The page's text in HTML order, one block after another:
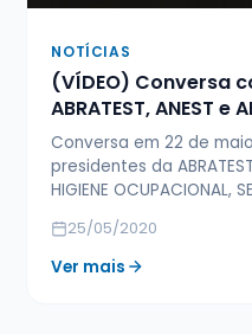
NOTÍCIAS
(VÍDEO) Conversa
ABRATEST, ANEST e
Conversa em 22 de
presidentes da
HIGIENE OCUPACIONAL,
25/05/2020
Ver mais